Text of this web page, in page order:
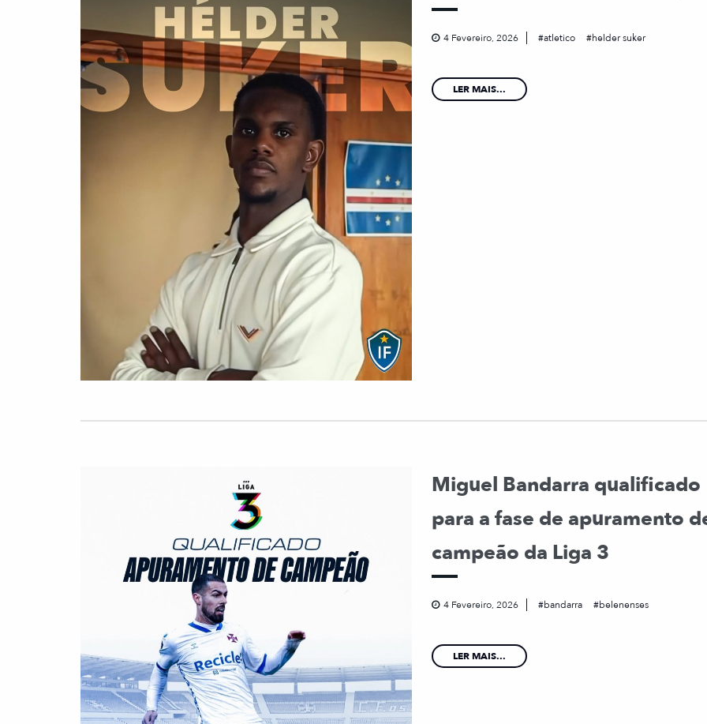
4 Fevereiro, 2026 atletico helder suker
LER MAIS...
Miguel Bandarra qualificado
para a fase de apuramento
campeão da Liga 3
4 Fevereiro, 2026 bandarra belenenses
LER MAIS...